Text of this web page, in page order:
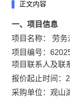
正文内容
一、项目信息
项目名称：
劳务
项目编号：
项目联系人及联
报价起止时间：
采购单位： 观山